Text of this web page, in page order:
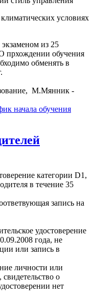
условиях
из 25
прхождении обучения
обменять в
М.Мянник -
начала обучения
категории D1,
в течение 35
запись на
удостоверение
года, не
или запись в
личности или
свидетельство о
нет